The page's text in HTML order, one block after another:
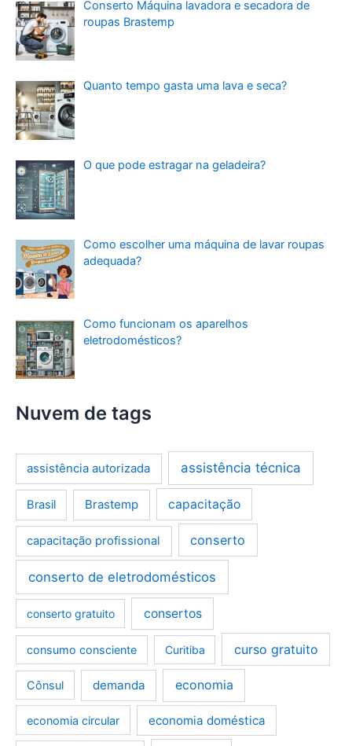
Conserto Máquina lavadora e secadora de
roupas Brastemp
Quanto tempo gasta uma lava e seca?
O que pode estragar na geladeira?
Como escolher uma máquina de lavar roupas
adequada?
Como funcionam os aparelhos
eletrodomésticos?
Nuvem de tags
assistência autorizada assistência técnica
Brasil Brastemp capacitação
capacitação profissional conserto
conserto de eletrodomésticos
conserto gratuito consertos
consumo consciente Curitiba curso gratuito
Cônsul demanda economia
economia circular economia doméstica